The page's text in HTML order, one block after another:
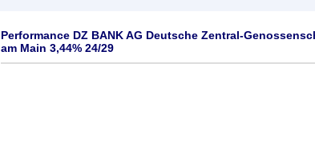
Performance DZ BANK AG Deutsche Zentral-
am Main 3,44% 24/29